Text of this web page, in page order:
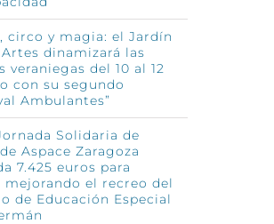
circo y magia: el Jardín
dinamizará las
veraniegas del 10 al 12
con su segundo
Ambulantes”
Solidaria de
Aspace Zaragoza
7.425 euros para
mejorando el recreo del
de Educación Especial